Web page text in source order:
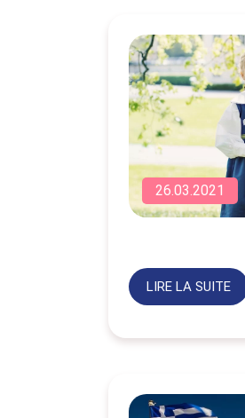
26.03.2021
LIRE LA SUITE